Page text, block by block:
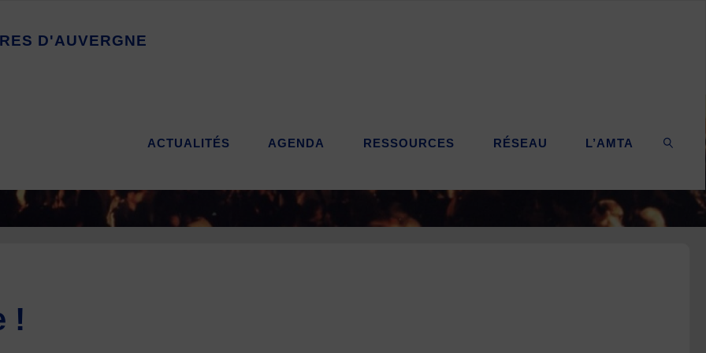
RES D'AUVERGNE
ACTUALITÉS AGENDA RESSOURCES RÉSEAU L’AMTA
!